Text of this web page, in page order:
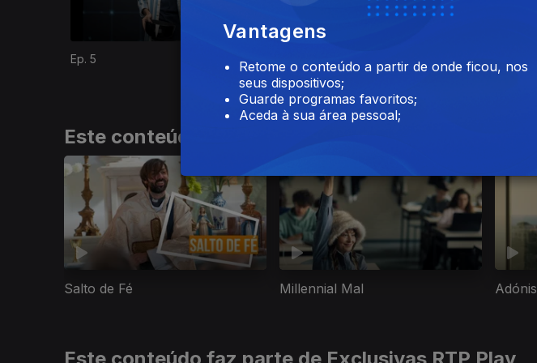
Ep. 5
Este conteúdo faz parte de Rir é o melhor remédio
Salto de Fé Millennial Mal Adónis
Vantagens
Retome o conteúdo a partir de onde ficou, nos
seus dispositivos;
Guarde programas favoritos;
Aceda à sua área pessoal;